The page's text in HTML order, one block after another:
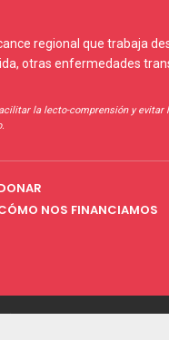
regional que trabaja
otras enfermedades
la lecto-comprensión y
NOS FINANCIAMOS
de Privacidad